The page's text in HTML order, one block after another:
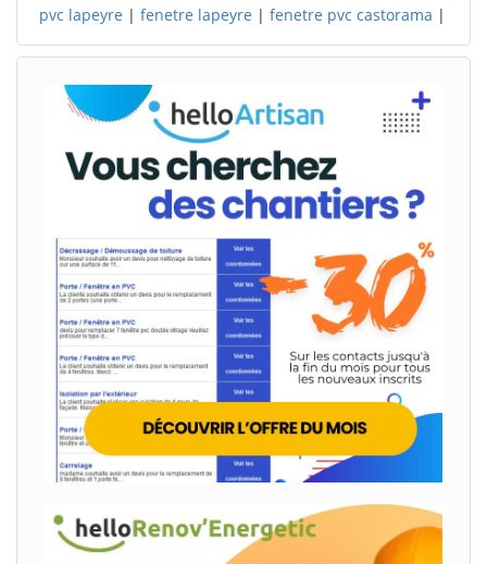
pvc lapeyre | fenetre lapeyre | fenetre pvc castorama |